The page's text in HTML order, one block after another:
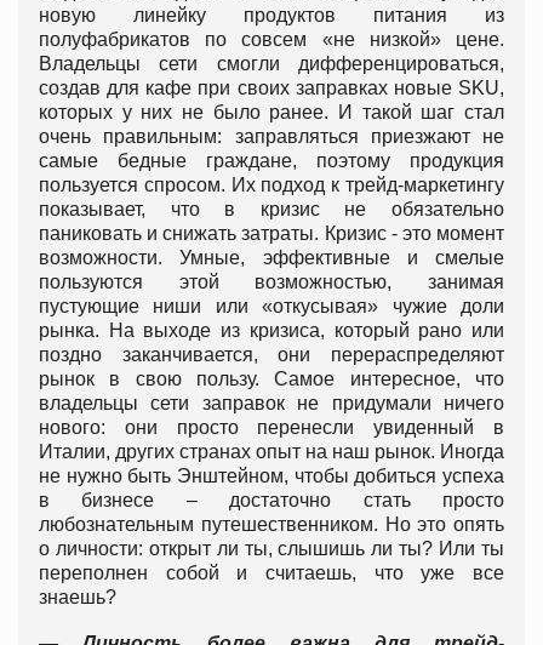
новую линейку продуктов питания из
полуфабрикатов по совсем «не низкой» цене.
Владельцы сети смогли дифференцироваться,
coздав для кафе при своих заправках новые SKU,
которых у них не было ранее. И такой шаг стал
очень правильным: заправляться приезжают не
самые бедные граждане, поэтому продукция
пользуется спросом. Их подход к трейд-маркетингу
показывает, что в кризис не обязательно
паниковать и снижать затраты. Кризис - это момент
возможности. Умные, эффективные и смелые
пользуются этой возможностью, занимая
пустующие ниши или «откусывая» чужие доли
рынка. На выходе из кризиса, который рано или
поздно заканчивается, они перераспределяют
рынок в свою пользу. Самое интересное, что
владельцы сети заправок не придумали ничего
нового: они просто перенесли увиденный в
Италии, других странах опыт на наш рынок. Иногда
не нужно быть Энштейном, чтобы добиться успеха
в бизнесе – достаточно стать просто
любознательным путешественником. Но это опять
о личности: открыт ли ты, слышишь ли ты? Или ты
переполнен собой и считаешь, что уже все
знаешь?